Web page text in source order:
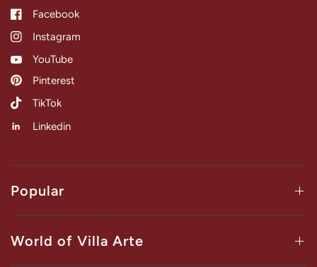
Facebook
Instagram
YouTube
Pinterest
TikTok
Linkedin
Popular
World of Villa Arte